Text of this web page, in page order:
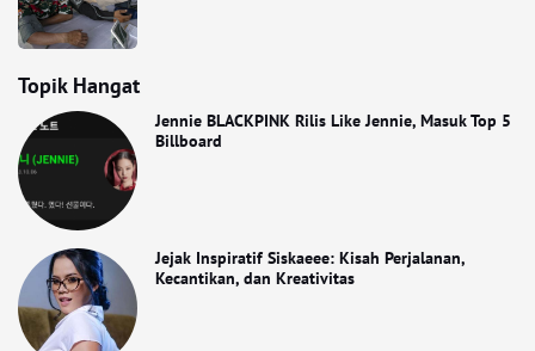
Topik Hangat
Jennie BLACKPINK Rilis Like Jennie, Masuk Top 5
Billboard
Jejak Inspiratif Siskaeee: Kisah Perjalanan,
Kecantikan, dan Kreativitas